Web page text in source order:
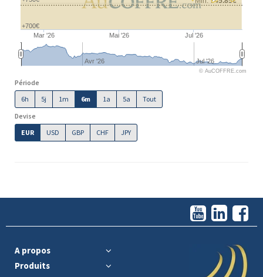
Mar '26 Mai '26 Jul '26
Avr '26 Jul '26
+700€
© AuCOFFRE.com
Période
6h
5j 1m 6m 1a 5a
Tout
Devise
EUR
USD GBP CHF JPY
A propos
Produits